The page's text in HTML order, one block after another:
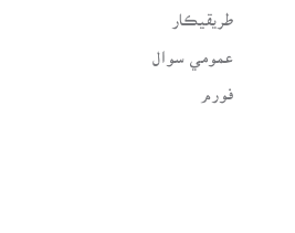
طريقيڪار
عمومي سوال
فورم